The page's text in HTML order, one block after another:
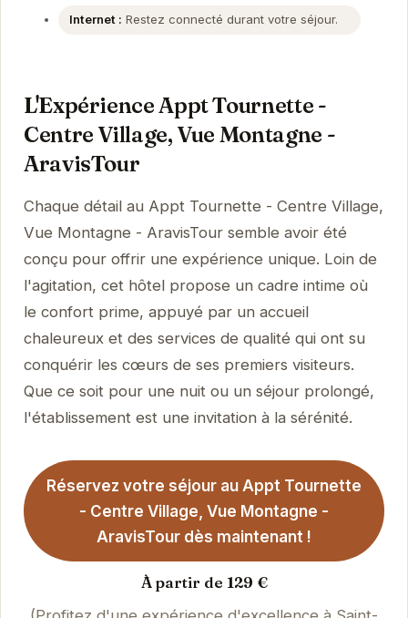
Internet : Restez connecté durant votre séjour.
L'Expérience Appt Tournette -
Centre Village, Vue Montagne -
AravisTour
Chaque détail au Appt Tournette - Centre Village,
Vue Montagne - AravisTour semble avoir été
conçu pour offrir une expérience unique. Loin de
l'agitation, cet hôtel propose un cadre intime où
le confort prime, appuyé par un accueil
chaleureux et des services de qualité qui ont su
conquérir les cœurs de ses premiers visiteurs.
Que ce soit pour une nuit ou un séjour prolongé,
l'établissement est une invitation à la sérénité.
Réservez votre séjour au Appt Tournette
- Centre Village, Vue Montagne -
AravisTour dès maintenant !
À partir de 129 €